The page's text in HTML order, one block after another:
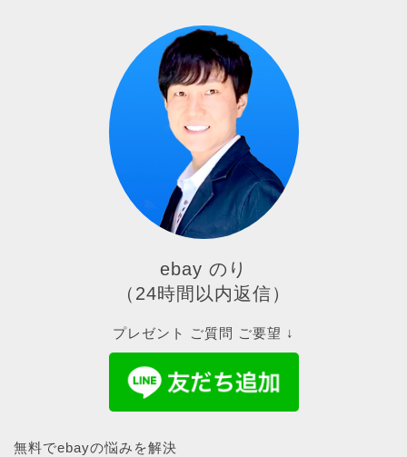
ebay のり
（24時間以内返信）
プレゼント ご質問 ご要望 ↓
無料でebayの悩みを解決